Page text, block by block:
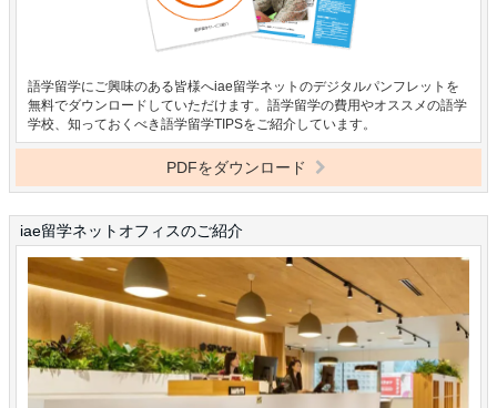
語学留学にご興味のある皆様へiae留学ネットのデジタルパンフレットを
無料でダウンロードしていただけます。語学留学の費用やオススメの語学
学校、知っておくべき語学留学TIPSをご紹介しています。
PDFをダウンロード
iae留学ネットオフィスのご紹介